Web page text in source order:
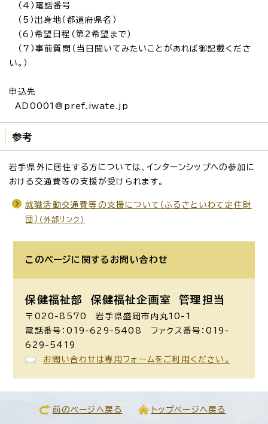
（4）電話番号
（5）出身地（都道府県名）
（6）希望日程（第2希望まで）
（7）事前質問（当日聞いてみたいことがあれば御記載くださ
い。）
申込先
AD0001@pref.iwate.jp
参考
岩手県外に居住する方については、インターンシップへの参加に
おける交通費等の支援が受けられます。
就職活動交通費等の支援について（ふるさといわて定住財
団） （外部リンク）
このページに関する お問い合わせ
保健福祉部 保健福祉企画室 管理担当
〒020-8570 岩手県盛岡市内丸10-1
電話番号：019-629-5408 ファクス番号：019-
629-5419
お問い合わせは専用フォームをご利用ください。
前のページへ戻る トップページへ戻る